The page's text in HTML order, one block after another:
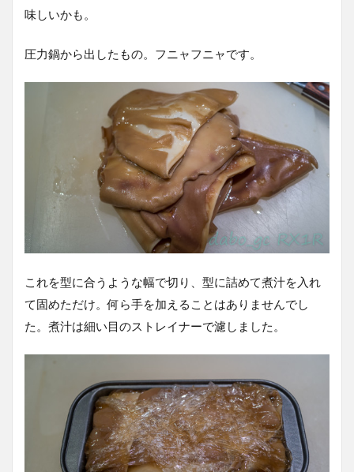
味しいかも。
圧力鍋から出したもの。フニャフニャです。
これを型に合うような幅で切り、型に詰めて煮汁を入れ
て固めただけ。何ら手を加えることはありませんでし
た。煮汁は細い目のストレイナーで濾しました。